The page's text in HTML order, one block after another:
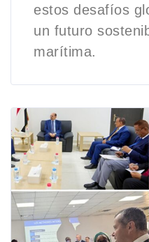
estos desafíos
un futuro
marítima.